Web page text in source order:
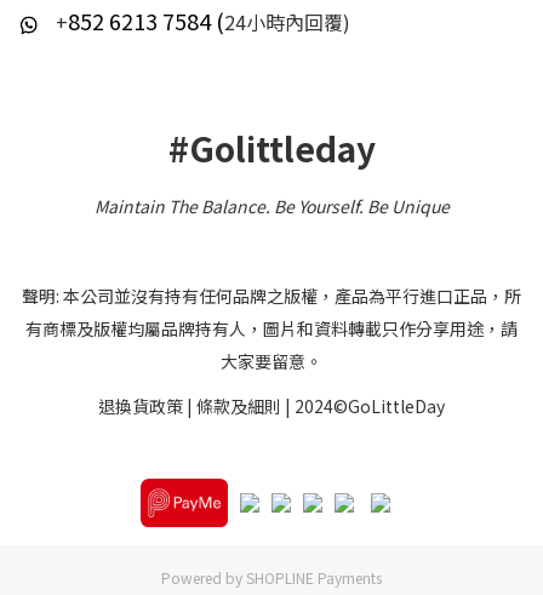
+852 6213 7584 (24小時內回覆)
#Golittleday
Maintain The Balance. Be Yourself.Be Unique
聲明: 本公司並沒有持有任何品牌之版權，產品為平行進口正品，所
有商標及版權均屬品牌持有人，圖片和資料轉載只作分享用途，請
大家要留意。
退換貨政策 | 條款及細則 | 2024©GoLittleDay
Powered by SHOPLINE Payments